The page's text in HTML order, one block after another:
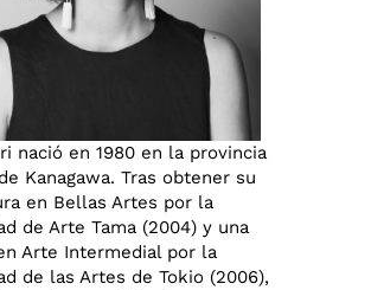
nació en 1980 en la provincia
Kanagawa. Tras obtener su
en Bellas Artes por la
de Arte Tama (2004) y una
Arte Intermedial por la
de las Artes de Tokio (2006),